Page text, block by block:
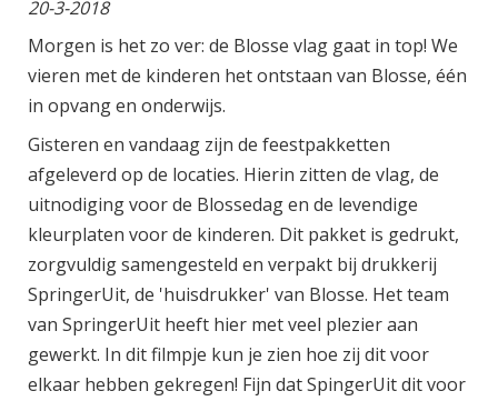
20-3-2018
Morgen is het zo ver: de Blosse vlag gaat in top! We
vieren met de kinderen het ontstaan van Blosse, één
in opvang en onderwijs.
Gisteren en vandaag zijn de feestpakketten
afgeleverd op de locaties. Hierin zitten de vlag, de
uitnodiging voor de Blossedag en de levendige
kleurplaten voor de kinderen. Dit pakket is gedrukt,
zorgvuldig samengesteld en verpakt bij drukkerij
SpringerUit, de 'huisdrukker' van Blosse. Het team
van SpringerUit heeft hier met veel plezier aan
gewerkt. In dit filmpje kun je zien hoe zij dit voor
elkaar hebben gekregen! Fijn dat SpingerUit dit voor